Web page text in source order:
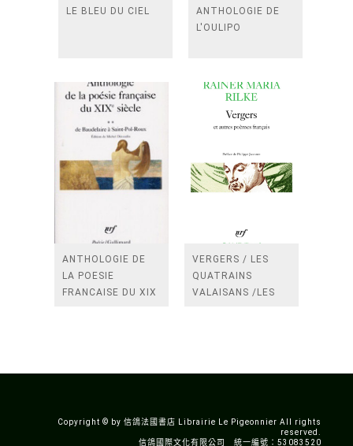
LE BLEU DU CIEL
ANTHOLOGIE DE
L'OULIPO
ANTHOLOGIE DE
LA POESIE
FRANCAISE DU XIX
VERGERS / LES
QUATRAINS
VALAISANS /LES
Copyright © by 信鴿法國書店 Librairie Le Pigeonnier All rights
reserved.
信鴿國際文化有限公司 統一編號：53083520